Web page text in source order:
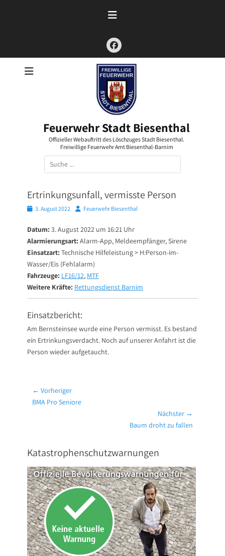
Facebook
Feuerwehr Stadt Biesenthal
Offizieller Webauftritt des Löschzuges Stadt Biesenthal.
Freiwillige Feuerwehr Amt Biesenthal-Barnim
Suchen
nach:
Ertrinkungsunfall, vermisste Person
Posted3. August 2022 AutorFeuerwehr Biesenthal
Datum: 3. August 2022 um 16:21 Uhr
Alarmierungsart: Alarm-App, Meldeempfänger, Sirene
Einsatzart: Technische Hilfeleistung > H:Person-im-
Wasser/Eis (Fehlalarm)
Fahrzeuge: LF16/12, MTF
Weitere Kräfte: Rettungsdienst Barnim
Einsatzbericht:
Am Bernsteinsee wurde eine Person vermisst. Es bestand
ein Ertrinkungsverdacht. Noch auf unserer Anfahrt ist die
Person wieder aufgetaucht.
Beitragsnavigation
← Vorheriger
Vorheriger
BMA Pro Seniore
Nächster →
Baum droht zu fallen
Katastrophenschutzwarnungen